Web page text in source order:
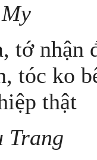
tớ
tóc ko
thật
Trang